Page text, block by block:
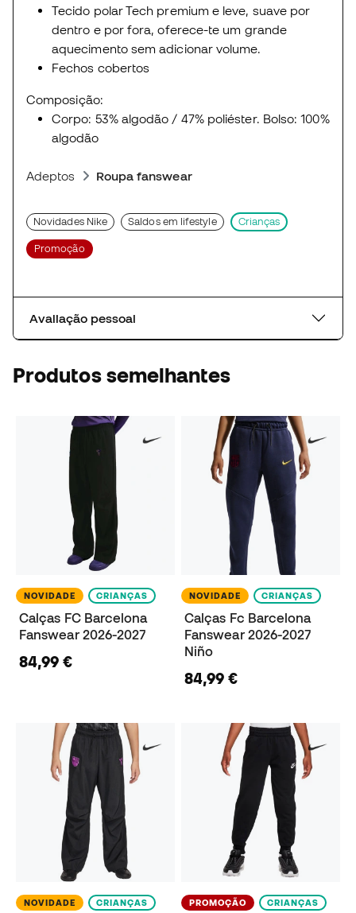
Tecido polar Tech premium e leve, suave por
dentro e por fora, oferece-te um grande
aquecimento sem adicionar volume.
Fechos cobertos
Composição:
Corpo: 53% algodão / 47% poliéster. Bolso: 100%
algodão
Adeptos Roupa fanswear
Novidades Nike Saldos em lifestyle Crianças
Promoção
Avaliação pessoal
Produtos semelhantes
NOVIDADE CRIANÇAS
Calças FC Barcelona
Fanswear 2026-2027
84,99 €
NOVIDADE CRIANÇAS
Calças Fc Barcelona
Fanswear 2026-2027
Niño
84,99 €
NOVIDADE CRIANÇAS PROMOÇÃO CRIANÇAS